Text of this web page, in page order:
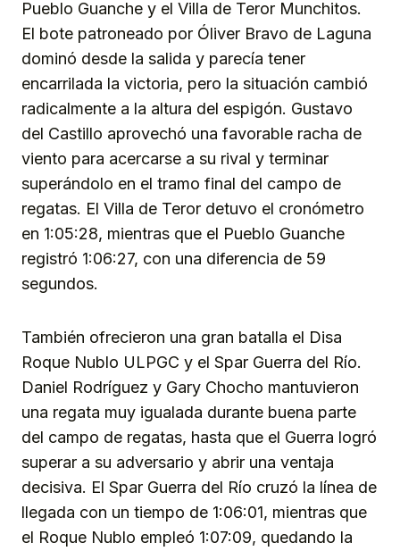
Pueblo Guanche y el Villa de Teror Munchitos.
El bote patroneado por Óliver Bravo de Laguna
dominó desde la salida y parecía tener
encarrilada la victoria, pero la situación cambió
radicalmente a la altura del espigón. Gustavo
del Castillo aprovechó una favorable racha de
viento para acercarse a su rival y terminar
superándolo en el tramo final del campo de
regatas. El Villa de Teror detuvo el cronómetro
en 1:05:28, mientras que el Pueblo Guanche
registró 1:06:27, con una diferencia de 59
segundos.
También ofrecieron una gran batalla el Disa
Roque Nublo ULPGC y el Spar Guerra del Río.
Daniel Rodríguez y Gary Chocho mantuvieron
una regata muy igualada durante buena parte
del campo de regatas, hasta que el Guerra logró
superar a su adversario y abrir una ventaja
decisiva. El Spar Guerra del Río cruzó la línea de
llegada con un tiempo de 1:06:01, mientras que
el Roque Nublo empleó 1:07:09, quedando la